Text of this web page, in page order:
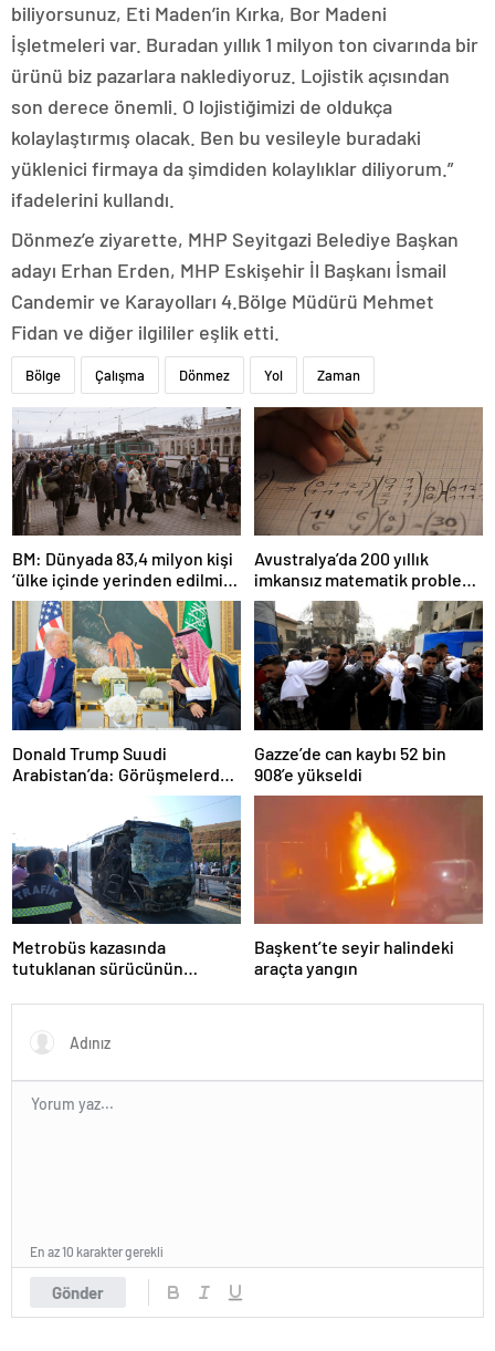
biliyorsunuz, Eti Maden’in Kırka, Bor Madeni
İşletmeleri var. Buradan yıllık 1 milyon ton civarında bir
ürünü biz pazarlara naklediyoruz. Lojistik açısından
son derece önemli. O lojistiğimizi de oldukça
kolaylaştırmış olacak. Ben bu vesileyle buradaki
yüklenici firmaya da şimdiden kolaylıklar diliyorum.”
ifadelerini kullandı.
Dönmez’e ziyarette, MHP Seyitgazi Belediye Başkan
adayı Erhan Erden, MHP Eskişehir İl Başkanı İsmail
Candemir ve Karayolları 4.Bölge Müdürü Mehmet
Fidan ve diğer ilgililer eşlik etti.
Bölge Çalışma Dönmez Yol Zaman
BM: Dünyada 83,4 milyon kişi
‘ülke içinde yerinden edilmiş’
olarak yaşıyor
Avustralya’da 200 yıllık
imkansız matematik problemi
çözüldü
Donald Trump Suudi
Arabistan’da: Görüşmelerde
Gazze’de can kaybı 52 bin
908’e yükseldi
Metrobüs kazasında
tutuklanan sürücünün
Başkent’te seyir halindeki
araçta yangın
Gönder
En az 10 karakter gerekli